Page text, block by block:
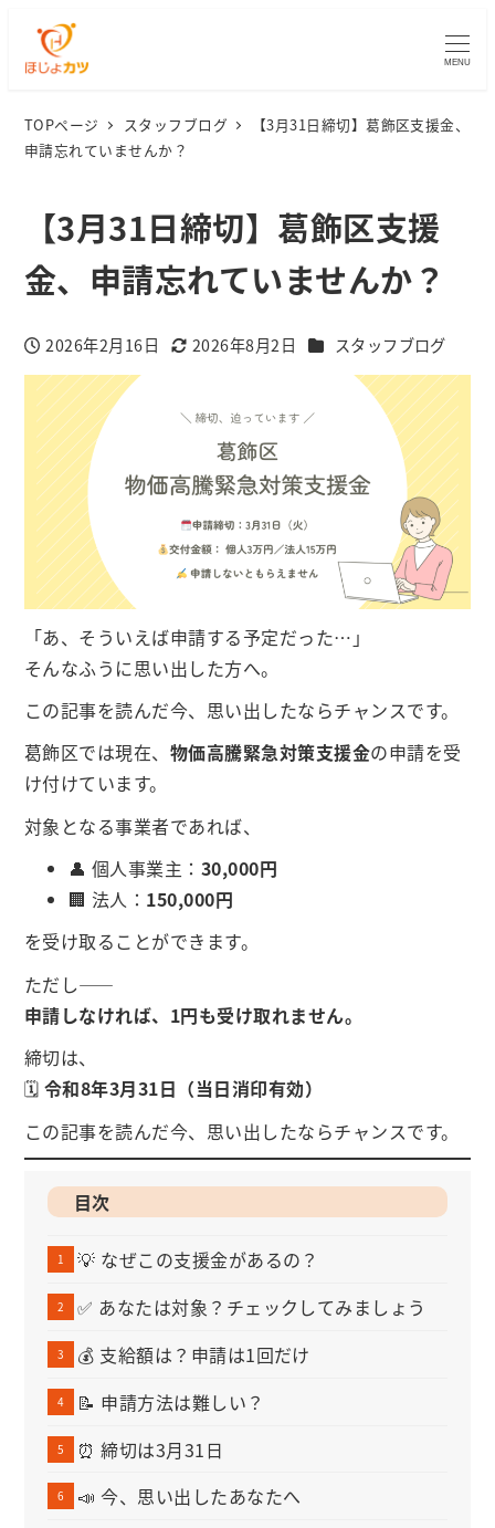
MENU
TOPページ スタッフブログ
【3月31日締切】葛飾区支援金、
申請忘れていませんか？
【3月31日締切】葛飾区支援
金、申請忘れていませんか？
投稿日
2026年2月16日
更新日
2026年8月2日 カテゴリー
スタッフブログ
「あ、そういえば申請する予定だった…」
そんなふうに思い出した方へ。
この記事を読んだ今、思い出したならチャンスです。
葛飾区では現在、 物価高騰緊急対策支援金の申請を受
け付けています。
対象となる事業者であれば、
👤 個人事業主： 30,000円
🏢 法人： 150,000円
を受け取ることができます。
ただし――
申請しなければ、1円も受け取れません。
締切は、
🗓️ 令和8年3月31日（当日消印有効）
この記事を読んだ今、思い出したならチャンスです。
目次
💡 なぜこの支援金があるの？
✅ あなたは対象？チェックしてみましょう
💰 支給額は？申請は1回だけ
📝 申請方法は難しい？
⏰ 締切は3月31日
📣 今、思い出したあなたへ